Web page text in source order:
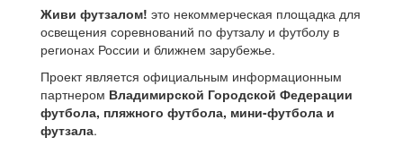
Живи футзалом! это некоммерческая площадка для
освещения соревнований по футзалу и футболу в
регионах России и ближнем зарубежье.
Проект является официальным информационным
партнером Владимирской Городской Федерации
футбола, пляжного футбола, мини-футбола и
футзала.